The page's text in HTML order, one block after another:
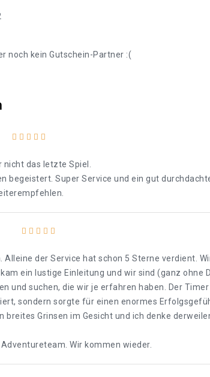
noch kein Gutschein-Partner :(
das letzte Spiel.
begeistert. Super Service und ein gut
Alleine der Service hat schon 5 Sterne verdient.
ein lustige Einleitung und wir sind (ganz ohne
und suchen, die wir je erfahren haben. Der
sondern sorgte für einen enormes
breites Grinsen im Gesicht und ich denke
Wir kommen wieder.